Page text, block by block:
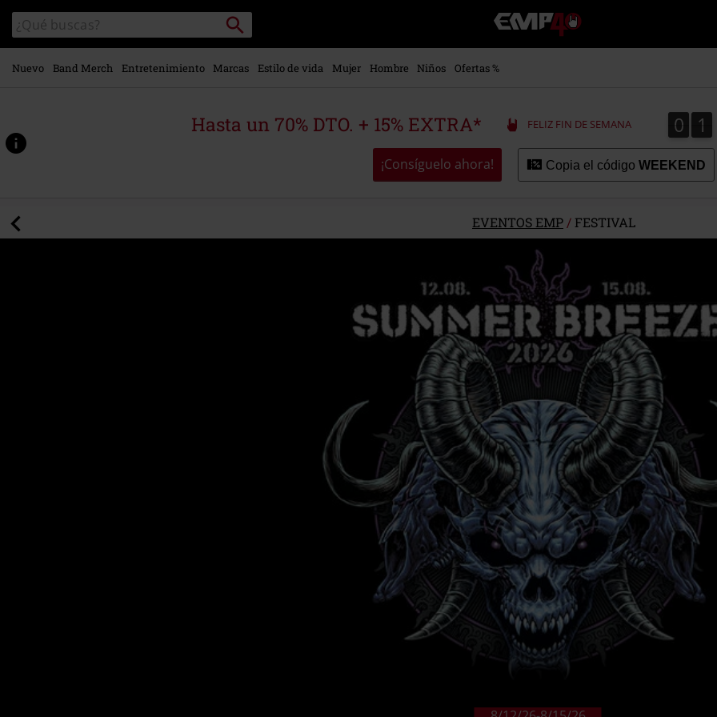
contenido
principal
Buscar
en
el
catálogo
Buscar
EMP
-
Música,
Merch
Ropa
Alternativa
Nuevo Band Merch Entretenimiento Marcas Estilo de vida Mujer Hombre Niños Ofertas %
Hasta un 70% DTO. + 15% EXTRA* FELIZ FIN DE SEMANA 0
0 1
1
¡Consíguelo ahora! Copia el código WEEKEND
EVENTOS EMP / FESTIVAL